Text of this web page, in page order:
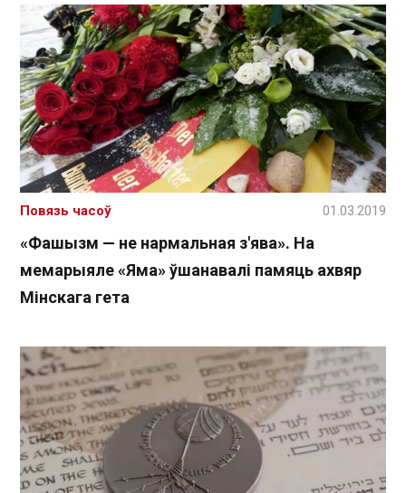
«Фашызм — не нармальная з'ява». На
мемарыяле «Яма» ўшанавалі памяць ахвяр
Мінскага гета
Повязь часоў 01.03.2019